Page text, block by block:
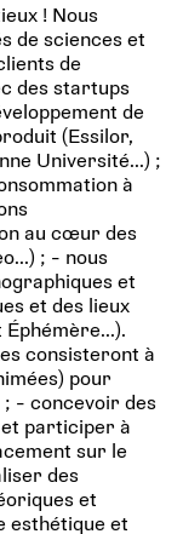
! Nous
de sciences et
de
des startups
de
(Essilor,
Université...) ;
à
au cœur des
; - nous
et
et des lieux
Éphémère...).
consisteront à
pour
- concevoir des
participer à
sur le
des
et
esthétique et